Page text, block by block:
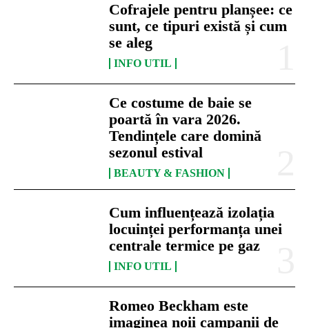
Cofrajele pentru planșee: ce
sunt, ce tipuri există și cum
se aleg
INFO UTIL
Ce costume de baie se
poartă în vara 2026.
Tendințele care domină
sezonul estival
BEAUTY & FASHION
Cum influențează izolația
locuinței performanța unei
centrale termice pe gaz
INFO UTIL
Romeo Beckham este
imaginea noii campanii de